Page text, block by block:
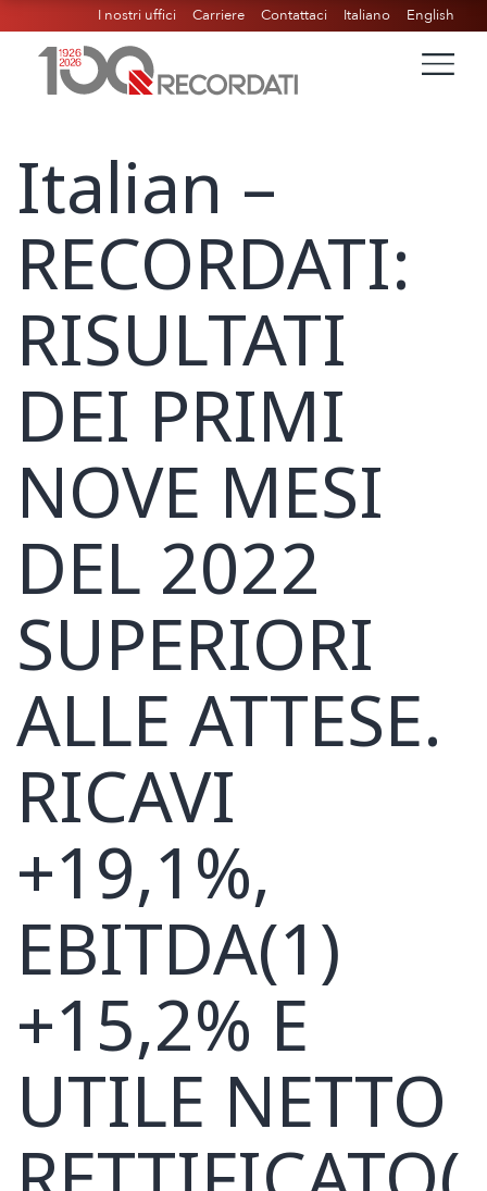
I nostri uffici Carriere Contattaci Italiano English
Italian –
RECORDATI:
RISULTATI
DEI PRIMI
NOVE MESI
DEL 2022
SUPERIORI
ALLE ATTESE.
RICAVI
+19,1%,
EBITDA(1)
+15,2% E
UTILE NETTO